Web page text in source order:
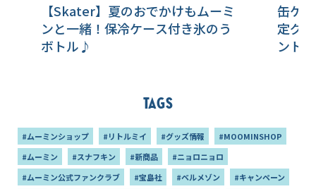
【Skater】夏のおでかけもムーミ
ンと一緒！保冷ケース付き氷のう
ボトル♪
缶ケ
定グ
ント
Tags
#ムーミンショップ #リトルミイ #グッズ情報
#MOOMINSHOP
#ムーミン
#スナフキン #新商品
#ニョロニョロ
#ムーミン公式ファンクラブ
#宝島社 #ベルメゾン
#キャンペーン